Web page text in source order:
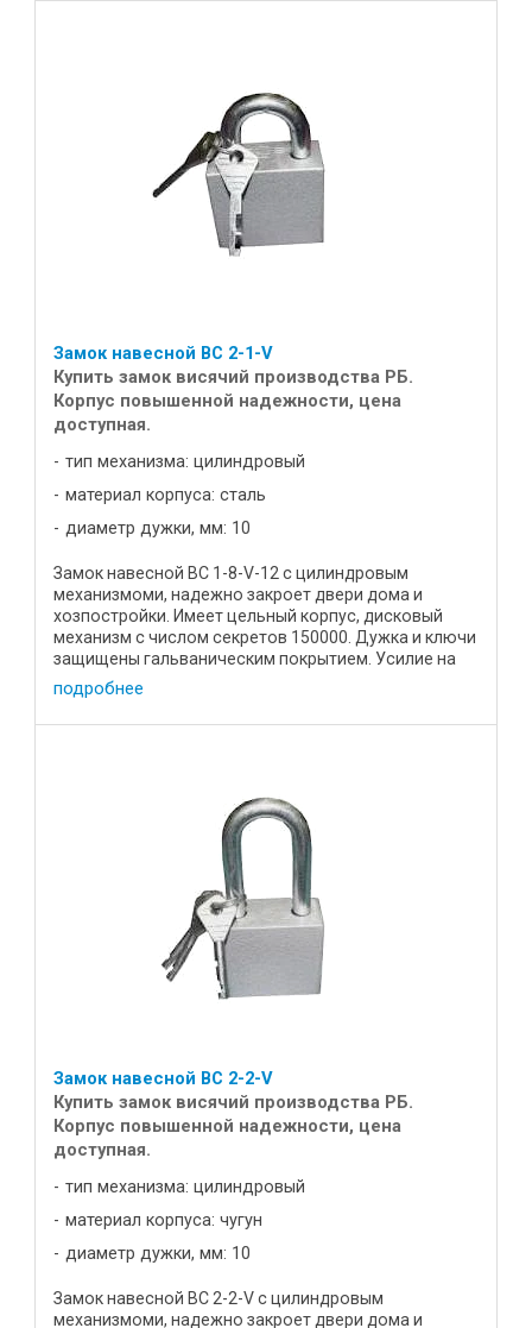
Замок навесной ВС 2-1-V
Купить замок висячий производства РБ.
Корпус повышенной надежности, цена
доступная.
тип механизма: цилиндровый
материал корпуса: сталь
диаметр дужки, мм: 10
Замок навесной ВС 1-8-V-12 с цилиндровым
механизмоми, надежно закроет двери дома и
хозпостройки. Имеет цельный корпус, дисковый
механизм с числом секретов 150000. Дужка и ключи
защищены гальваническим покрытием. Усилие на
разрыв составляет не менее ...
подробнее
Замок навесной ВС 2-2-V
Купить замок висячий производства РБ.
Корпус повышенной надежности, цена
доступная.
тип механизма: цилиндровый
материал корпуса: чугун
диаметр дужки, мм: 10
Замок навесной ВС 2-2-V с цилиндровым
механизмоми, надежно закроет двери дома и